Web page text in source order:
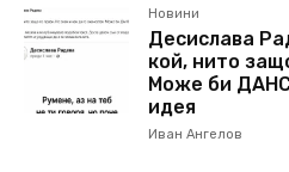
Новини
Десислава
кой, нито
Може би
идея
Иван Ангелов